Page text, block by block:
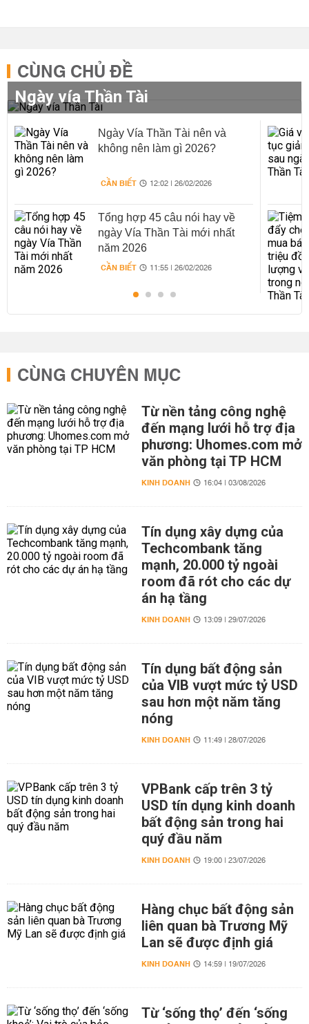
CÙNG CHỦ ĐỀ
Ngày vía Thần Tài
Ngày Vía Thần Tài nên và
không nên làm gì 2026?
CẦN BIẾT 12:02 | 26/02/2026
Tổng hợp 45 câu nói hay về
ngày Vía Thần Tài mới nhất
năm 2026
CẦN BIẾT 11:55 | 26/02/2026
CÙNG CHUYÊN MỤC
Từ nền tảng công nghệ
đến mạng lưới hỗ trợ địa
phương: Uhomes.com mở
văn phòng tại TP HCM
KINH DOANH 16:04 | 03/08/2026
Tín dụng xây dựng của
Techcombank tăng
mạnh, 20.000 tỷ ngoài
room đã rót cho các dự
án hạ tầng
KINH DOANH 13:09 | 29/07/2026
Tín dụng bất động sản
của VIB vượt mức tỷ USD
sau hơn một năm tăng
nóng
KINH DOANH 11:49 | 28/07/2026
VPBank cấp trên 3 tỷ
USD tín dụng kinh doanh
bất động sản trong hai
quý đầu năm
KINH DOANH 19:00 | 23/07/2026
Hàng chục bất động sản
liên quan bà Trương Mỹ
Lan sẽ được định giá
KINH DOANH 14:59 | 19/07/2026
Từ ‘sống thọ’ đến ‘sống